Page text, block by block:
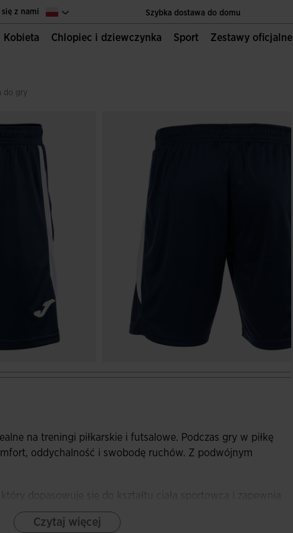
Szybka dostawa do domu
Jedyna oficjalna strona internetowa JOMA SPORT
z nami
Kobieta Chlopiec i dziewczynka Sport Zestawy oficjalne
do gry
na treningi piłkarskie i futsalowe. Podczas gry w piłkę
oddychalność i swobodę ruchów. Z podwójnym
dopasowuje się do kształtu ciała sportowca i zapewnia
możliwa jest dzięki wewnętrznym sznurkom ściągającym.
zwiększają długość kroku i optymalizują swobodę
Czytaj więcej